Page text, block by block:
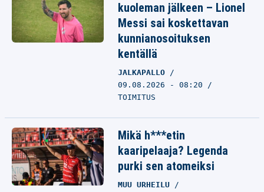
kuoleman jälkeen – Lionel
Messi sai koskettavan
kunnianosoituksen
kentällä
JALKAPALLO
09.08.2026 - 08:20
TOIMITUS
Mikä h***etin
kaaripelaaja? Legenda
purki sen atomeiksi
MUU URHEILU